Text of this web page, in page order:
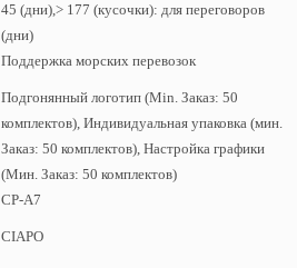
45 (дни),> 177 (кусочки): для переговоров
(дни)
Поддержка морских перевозок
Подгонянный логотип (Min. Заказ: 50
комплектов), Индивидуальная упаковка (мин.
Заказ: 50 комплектов), Настройка графики
(Мин. Заказ: 50 комплектов)
CP-A7
CIAPO